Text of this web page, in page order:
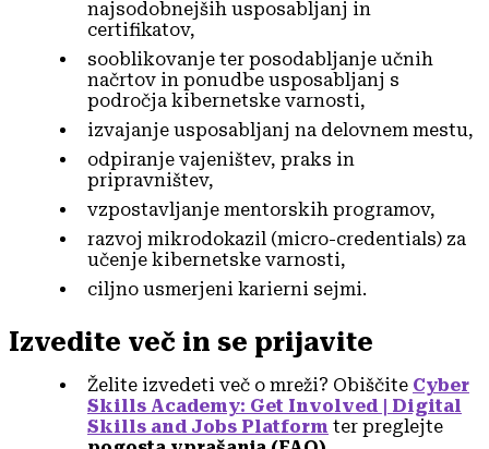
najsodobnejših usposabljanj in
certifikatov,
sooblikovanje ter posodabljanje učnih
načrtov in ponudbe usposabljanj s
področja kibernetske varnosti,
izvajanje usposabljanj na delovnem mestu,
odpiranje vajeništev, praks in
pripravništev,
vzpostavljanje mentorskih programov,
razvoj mikrodokazil (micro-credentials) za
učenje kibernetske varnosti,
ciljno usmerjeni karierni sejmi.
Izvedite več in se prijavite
Želite izvedeti več o mreži? Obiščite Cyber
Skills Academy: Get Involved | Digital
Skills and Jobs Platform ter preglejte